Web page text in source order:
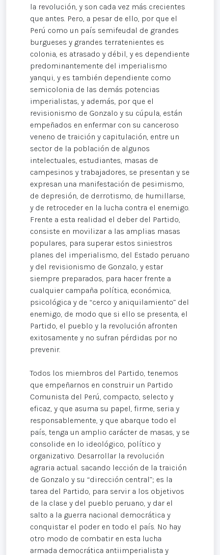
la revolución, y son cada vez más crecientes
que antes. Pero, a pesar de ello, por que el
Perú como un país semifeudal de grandes
burgueses y grandes terratenientes es
colonia, es atrasado y débil, y es dependiente
predominantemente del imperialismo
yanqui, y es también dependiente como
semicolonia de las demás potencias
imperialistas, y además, por que el
revisionismo de Gonzalo y su cúpula, están
empeñados en enfermar con su canceroso
veneno de traición y capitulación, entre un
sector de la población de algunos
intelectuales, estudiantes, masas de
campesinos y trabajadores, se presentan y se
expresan una manifestación de pesimismo,
de depresión, de derrotismo, de humillarse,
y de retroceder en la lucha contra el enemigo.
Frente a esta realidad el deber del Partido,
consiste en movilizar a las amplias masas
populares, para superar estos siniestros
planes del imperialismo, del Estado peruano
y del revisionismo de Gonzalo, y estar
siempre preparados, para hacer frente a
cualquier campaña política, económica,
psicológica y de “cerco y aniquilamiento” del
enemigo, de modo que si ello se presenta, el
Partido, el pueblo y la revolución afronten
exitosamente y no sufran pérdidas por no
prevenir.
Todos los miembros del Partido, tenemos
que empeñarnos en construir un Partido
Comunista del Perú, compacto, selecto y
eficaz, y que asuma su papel, firme, seria y
responsablemente, y que abarque todo el
país, tenga un amplio carácter de masas, y se
consolide en lo ideológico, político y
organizativo. Desarrollar la revolución
agraria actual. sacando lección de la traición
de Gonzalo y su “dirección central”; es la
tarea del Partido, para servir a los objetivos
de la clase y del pueblo peruano, y dar el
salto a la guerra nacional democrática y
conquistar el poder en todo el país. No hay
otro modo de combatir en esta lucha
armada democrática antiimperialista y